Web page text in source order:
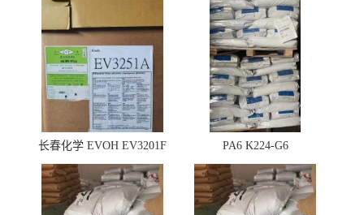
长春化学 EVOH EV3201F PA6 K224-G6